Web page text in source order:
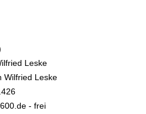
Leske
Wilfried Leske
- frei